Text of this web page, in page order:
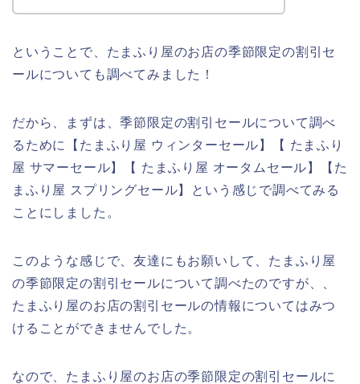
ということで、たまふり屋のお店の季節限定の割引セ
ールについても調べてみました！
だから、まずは、季節限定の割引セールについて調べ
るために【たまふり屋 ウィンターセール】【 たまふり
屋 サマーセール】【 たまふり屋 オータムセール】【た
まふり屋 スプリングセール】という感じで調べてみる
ことにしました。
このような感じで、友達にもお願いして、たまふり屋
の季節限定の割引セールについて調べたのですが、、
たまふり屋のお店の割引セールの情報についてはみつ
けることができませんでした。
なので、たまふり屋のお店の季節限定の割引セールに